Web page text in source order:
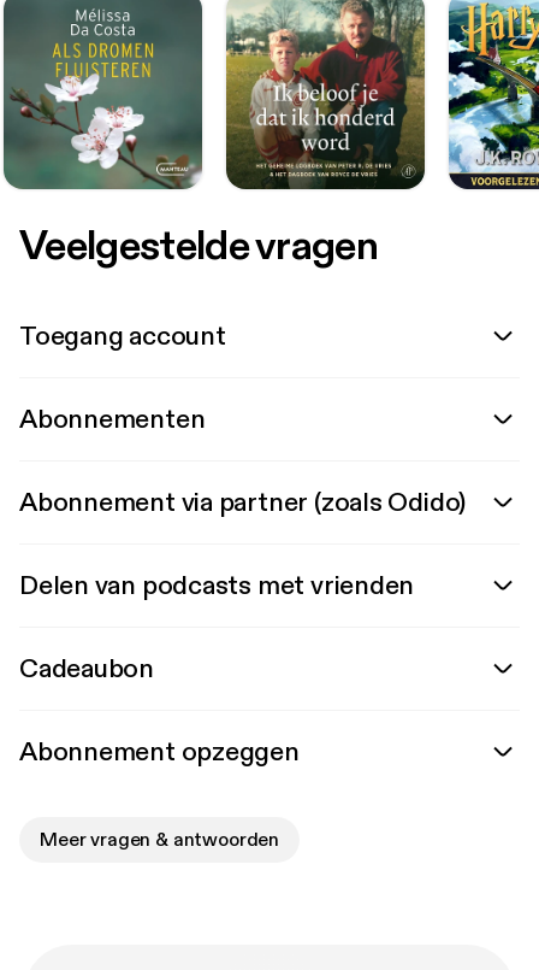
Veelgestelde vragen
Toegang account
Abonnementen
Abonnement via partner (zoals Odido)
Delen van podcasts met vrienden
Cadeaubon
Abonnement opzeggen
Meer vragen & antwoorden